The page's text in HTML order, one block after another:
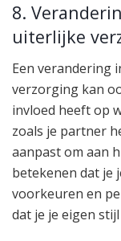
8.
uiterlijke
Een verandering
verzorging kan
invloed heeft op
zoals je partner
aanpast om aan
betekenen dat je
voorkeuren en
dat je je eigen